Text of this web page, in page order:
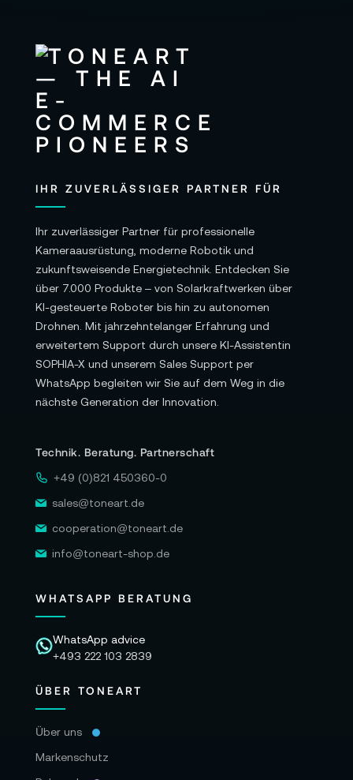
IHR ZUVERLÄSSIGER PARTNER FÜR
Ihr zuverlässiger Partner für professionelle
Kameraausrüstung, moderne Robotik und
zukunftsweisende Energietechnik. Entdecken Sie
über 7.000 Produkte – von Solarkraftwerken über
KI-gesteuerte Roboter bis hin zu autonomen
Drohnen. Mit jahrzehntelanger Erfahrung und
erweitertem Support durch unsere KI-Assistentin
SOPHIA-X und unserem Sales Support per
WhatsApp begleiten wir Sie auf dem Weg in die
nächste Generation der Innovation.
Technik. Beratung. Partnerschaft
+49 (0)821 450360-0
sales@toneart.de
cooperation@toneart.de
info@toneart-shop.de
WHATSAPP BERATUNG
WhatsApp advice
+493 222 103 2839
ÜBER TONEART
Über uns
Markenschutz